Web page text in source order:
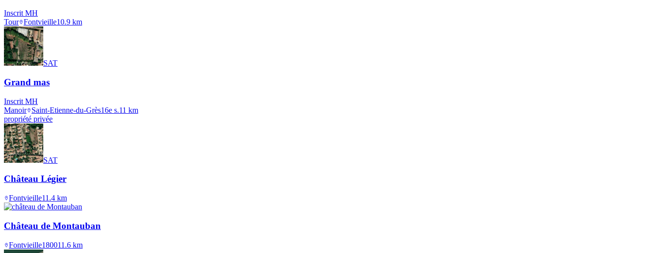
Inscrit MH
Tour Fontvieille10.9 km
SAT
Grand mas
Inscrit MH
Manoir
Saint-Etienne-du-Grès16e s.11 km
propriété privée
SAT
Château Légier
Fontvieille11.4 km
Château de Montauban
Fontvieille180011.6 km